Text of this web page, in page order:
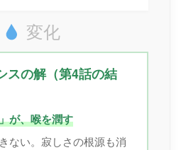
変化
スの解（第4話の結
が、喉を潤す
ない。寂しさの根源も消